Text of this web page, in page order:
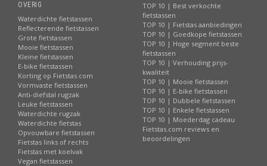
OVERIG
Waterdichte fietstassen
Reflecterende fietstassen
Grote fietstassen
Mooie fietstassen
Kleine fietstassen
E-bike fietstassen
Korting op Fietstas.com
Vormvaste fietstassen
Anti-diefstal rugzak
Leuke fietstassen
Waterdichte rugzak
Waterdichte fietstas
Opvouwbare fietstassen
Fietstas links of rechts
Fietstas met koelvak
Vegan fietstassen
TOP 10 | Best verkochte
fietstassen
TOP 10 | Fietstas aanbiedingen
TOP 10 | Goedkope fietstassen
TOP 10 | Hoge segment beste
fietstassen
TOP 10 | Verhouding prijs-
kwaliteit
TOP 10 | Mooie fietstassen
TOP 10 | E-bike fietstassen
TOP 10 | Dubbele fietstassen
TOP 10 | Enkele fietstassen
TOP 10 | Moederdag cadeau
Fietstas.com reviews en
beoordelingen